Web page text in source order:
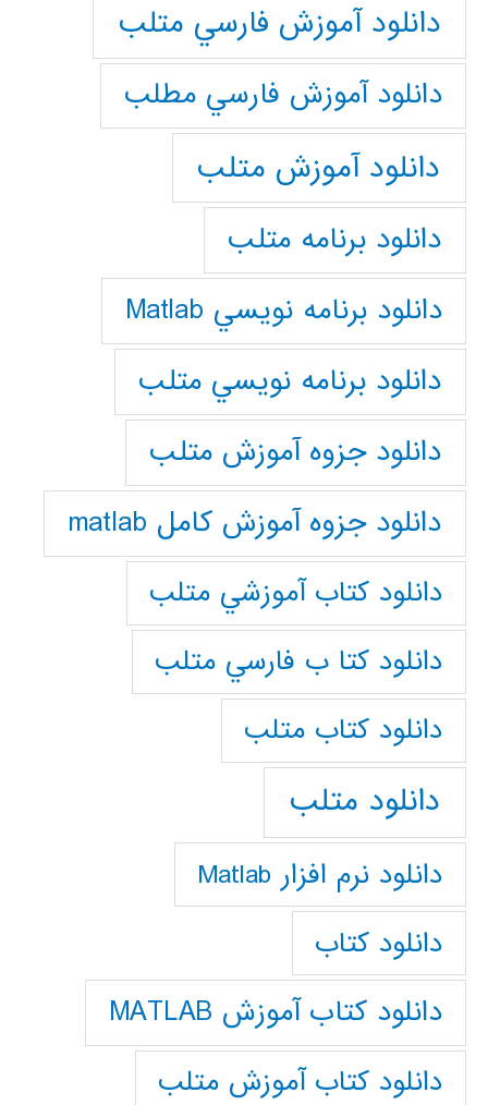
دانلود آموزش فارسي متلب
دانلود آموزش فارسي مطلب
دانلود آموزش متلب
دانلود برنامه متلب
دانلود برنامه نويسي Matlab
دانلود برنامه نويسي متلب
دانلود جزوه آموزش متلب
دانلود جزوه آموزش کامل matlab
دانلود كتاب آموزشي متلب
دانلود كتا ب فارسي متلب
دانلود كتاب متلب
دانلود متلب
دانلود نرم افزار Matlab
دانلود کتاب
دانلود کتاب آموزش MATLAB
دانلود کتاب آموزش متلب